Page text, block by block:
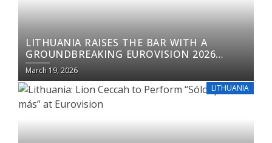
LITHUANIA RAISES THE BAR WITH A
GROUNDBREAKING EUROVISION 2026
PERFORMANCE
March 19, 2026
LITHUANIA